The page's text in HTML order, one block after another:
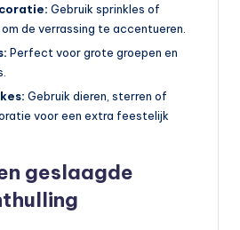
Gebruik sprinkles of
de verrassing te accentueren.
Perfect voor grote groepen en
Gebruik dieren, sterren of
voor een extra feestelijk
geslaagde